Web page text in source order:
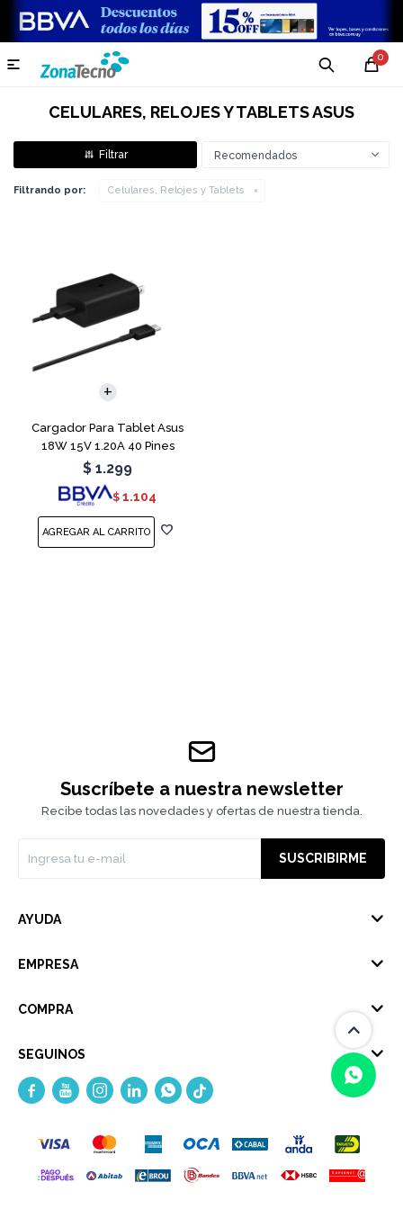
0

CELULARES, RELOJES Y TABLETS ASUS
Recomendados
Filtrando por: Celulares, Relojes y Tablets
Cargador Para Tablet Asus
18W 15V 1.20A 40 Pines
$ 1.299
$ 1.104
Suscríbete a nuestra newsletter
Recibe todas las novedades y ofertas de nuestra tienda.
SUSCRIBIRME
AYUDA
EMPRESA
COMPRA
SEGUINOS
    